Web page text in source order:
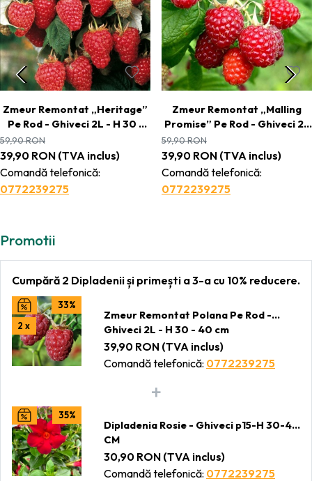
Zmeur Remontat „Heritage”
Pe Rod - Ghiveci 2L - H 30 -
39,90 RON (TVA inclus)
Comandă telefonică:
0772239275
59,90RON
Zmeur Remontat „Malling
Promise” Pe Rod - Ghiveci 2L
- H 30 - 40 cm
39,90 RON (TVA inclus)
Comandă telefonică:
0772239275
59,90RON
Promotii
Cumpără 2 Dipladenii și primești a 3-a cu 10% reducere.
2 x
33%
Zmeur Remontat Polana Pe Rod -
Ghiveci 2L - H 30 - 40 cm
39,90 RON (TVA inclus)
Comandă telefonică: 0772239275
35%
Dipladenia Rosie - Ghiveci p15-H 30-40
CM
30,90 RON (TVA inclus)
Comandă telefonică: 0772239275